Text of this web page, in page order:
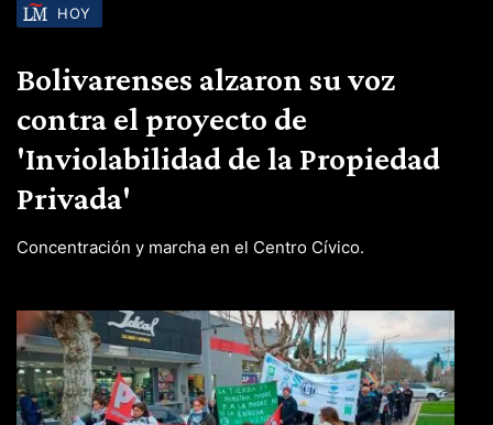
HOY
Bolivarenses alzaron su voz
contra el proyecto de
'Inviolabilidad de la Propiedad
Privada'
Concentración y marcha en el Centro Cívico.